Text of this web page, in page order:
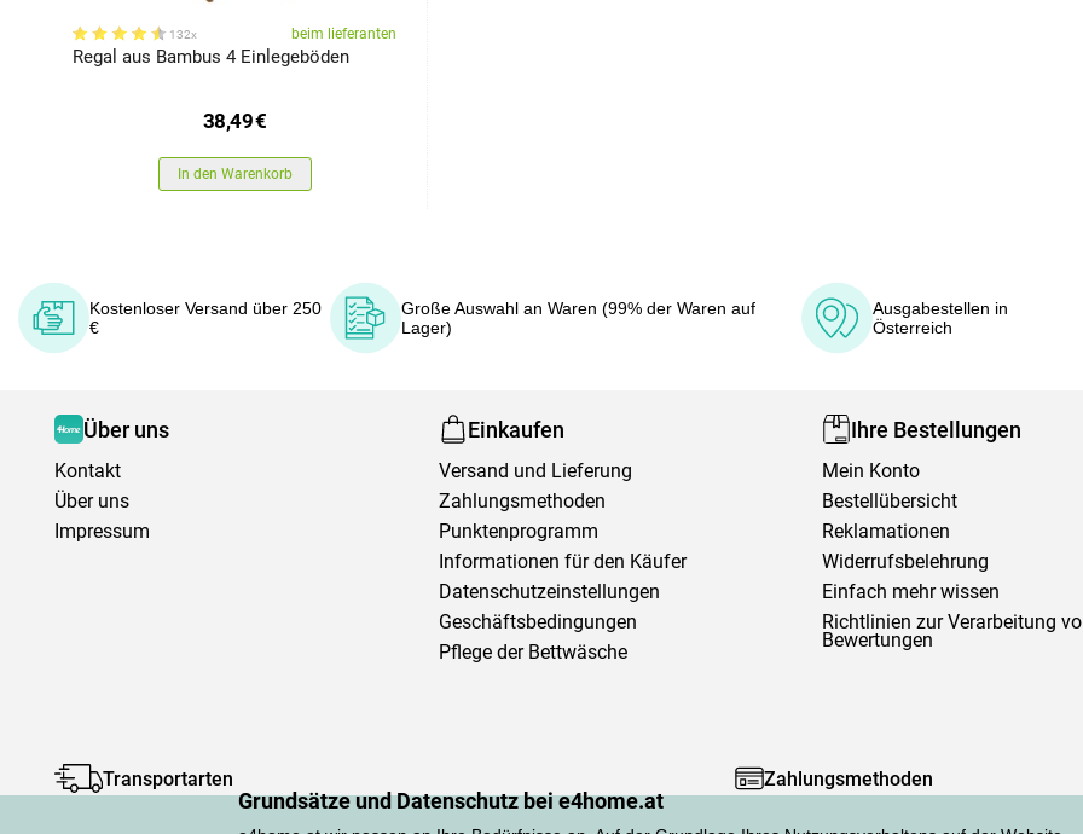
Grundsätze und Datenschutz bei e4home.at
132x beim lieferanten
Regal aus Bambus 4 Einlegeböden
38,49€
In den Warenkorb
Kostenloser Versand über 250
€
Große Auswahl an Waren (99% der Waren auf
Lager)
Ausgabestellen in
Österreich
Über uns
Kontakt
Über uns
Impressum
Einkaufen
Versand und Lieferung
Zahlungsmethoden
Punktenprogramm
Informationen für den Käufer
Datenschutzeinstellungen
Geschäftsbedingungen
Pflege der Bettwäsche
Ihre Bestellungen
Mein Konto
Bestellübersicht
Reklamationen
Widerrufsbelehrung
Einfach mehr wissen
Richtlinien zur Verarbeitung
Bewertungen
Transportarten Zahlungsmethoden